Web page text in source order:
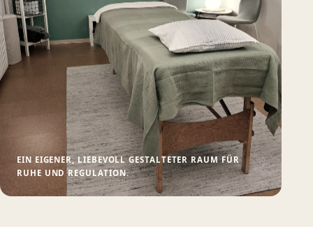
EIN EIGENER, LIEBEVOLL GESTALTETER RAUM FÜR
RUHE UND REGULATION.